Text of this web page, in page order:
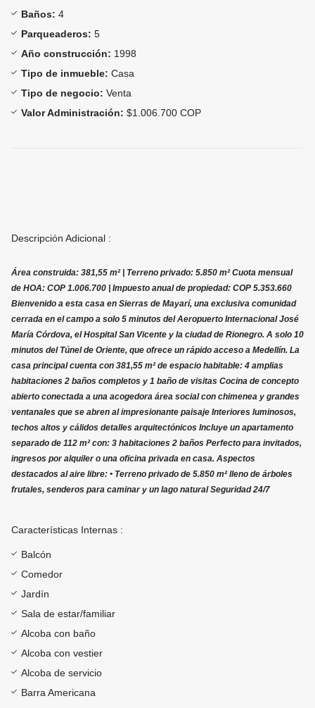
Baños: 4
Parqueaderos: 5
Año construcción: 1998
Tipo de inmueble: Casa
Tipo de negocio: Venta
Valor Administración: $1.006.700 COP
Descripción Adicional :
Área construida: 381,55 m² | Terreno privado: 5.850 m² Cuota mensual
de HOA: COP 1.006.700 | Impuesto anual de propiedad: COP 5.353.660
Bienvenido a esta casa en Sierras de Mayarí, una exclusiva comunidad
cerrada en el campo a solo 5 minutos del Aeropuerto Internacional José
María Córdova, el Hospital San Vicente y la ciudad de Rionegro. A solo 10
minutos del Túnel de Oriente, que ofrece un rápido acceso a Medellín. La
casa principal cuenta con 381,55 m² de espacio habitable: 4 amplias
habitaciones 2 baños completos y 1 baño de visitas Cocina de concepto
abierto conectada a una acogedora área social con chimenea y grandes
ventanales que se abren al impresionante paisaje Interiores luminosos,
techos altos y cálidos detalles arquitectónicos Incluye un apartamento
separado de 112 m² con: 3 habitaciones 2 baños Perfecto para invitados,
ingresos por alquiler o una oficina privada en casa. Aspectos
destacados al aire libre: • Terreno privado de 5.850 m² lleno de árboles
frutales, senderos para caminar y un lago natural Seguridad 24/7
Características Internas :
Balcón
Comedor
Jardín
Sala de estar/familiar
Alcoba con baño
Alcoba con vestier
Alcoba de servicio
Barra Americana